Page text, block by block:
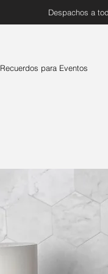
Despachos a
Recuerdos para Eventos